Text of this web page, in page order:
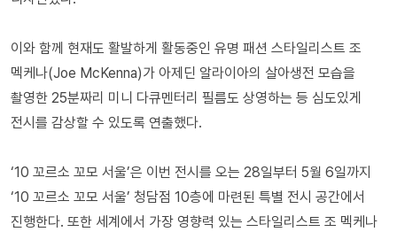
이와 함께 현재도 활발하게 활동중인 유명 패션 스타일리스트 조
멕케나(Joe McKenna)가 아제딘 알라이아의 살아생전 모습을
촬영한 25분짜리 미니 다큐멘터리 필름도 상영하는 등 심도있게
전시를 감상할 수 있도록 연출했다.
‘10 꼬르소 꼬모 서울’은 이번 전시를 오는 28일부터 5월 6일까지
‘10 꼬르소 꼬모 서울’ 청담점 10층에 마련된 특별 전시 공간에서
진행한다. 또한 세계에서 가장 영향력 있는 스타일리스트 조 멕케나